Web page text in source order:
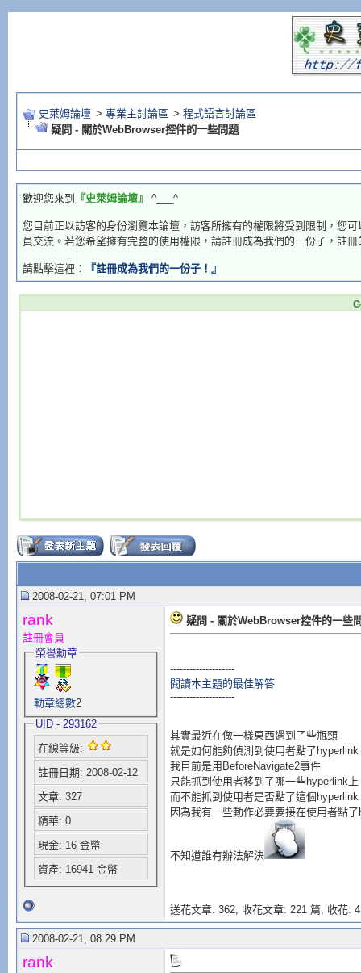
史萊姆論壇 > 專業主討論區 > 程式語言討論區
疑問 - 關於WebBrowser控件的一些問題
歡迎您來到 『史萊姆論壇』 ^___^
您目前正以訪客的身份瀏覽本論壇，訪客所擁有的權限將受到限制，您
員交流。若您希望擁有完整的使用權限，請註冊成為我們的一份子，註
請點擊這裡： 『註冊成為我們的一份子！』
2008-02-21, 07:01 PM
rank
註冊會員
榮譽勳章
勳章總數2
UID - 293162
在線等級:
註冊日期: 2008-02-12
文章: 327
精華: 0
現金: 16 金幣
資產: 16941 金幣
疑問 - 關於WebBrowser控件的一些
--------------------
閱讀本主題的最佳解答
--------------------
其實最近在做一樣東西遇到了些瓶頸
就是如何能夠偵測到使用者點了hyperlink
我目前是用BeforeNavigate2事件
只能抓到使用者移到了哪一些hyperlink上
而不能抓到使用者是否點了這個hyperlink
因為我有一些動作必要要接在使用者點
不知道誰有辦法解決
送花文章: 362, 收花文章: 221 篇, 收花:
2008-02-21, 08:29 PM
rank